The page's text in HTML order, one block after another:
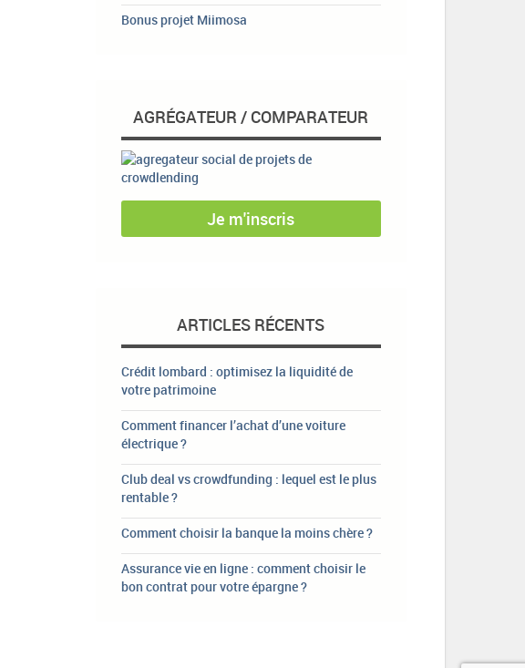
Bonus projet Miimosa
AGRÉGATEUR / COMPARATEUR
Je m'inscris
ARTICLES RÉCENTS
Crédit lombard : optimisez la liquidité de
votre patrimoine
Comment financer l’achat d’une voiture
électrique ?
Club deal vs crowdfunding : lequel est le plus
rentable ?
Comment choisir la banque la moins chère ?
Assurance vie en ligne : comment choisir le
bon contrat pour votre épargne ?